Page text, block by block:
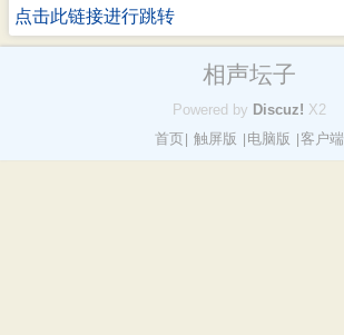
点击此链接进行跳转
相声坛子
Powered by Discuz! X2
首页 触屏版 电脑版 客户端